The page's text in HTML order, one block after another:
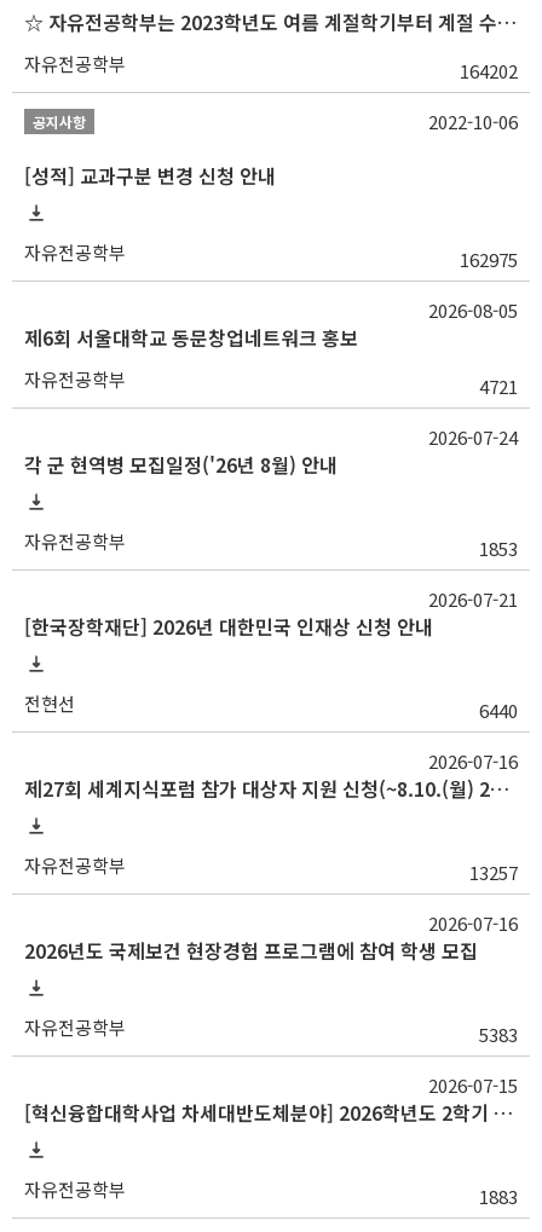
☆ 자유전공학부는 2023학년도 여름 계절학기부터 계절 수업을 개설하지 않습니다 ☆
자유전공학부 164202
공지사항
[성적] 교과구분 변경 신청 안내
자유전공학부 162975
2022-10-06
제6회 서울대학교 동문창업네트워크 홍보
자유전공학부 4721
2026-08-05
각 군 현역병 모집일정('26년 8월) 안내
자유전공학부 1853
2026-07-24
[한국장학재단] 2026년 대한민국 인재상 신청 안내
전현선 6440
2026-07-21
제27회 세계지식포럼 참가 대상자 지원 신청(~8.10.(월) 23:59)
자유전공학부 13257
2026-07-16
2026년도 국제보건 현장경험 프로그램에 참여 학생 모집
자유전공학부 5383
2026-07-16
[혁신융합대학사업 차세대반도체분야] 2026학년도 2학기 교류 수학 안내(중앙대, 대구대)
자유전공학부 1883
2026-07-15